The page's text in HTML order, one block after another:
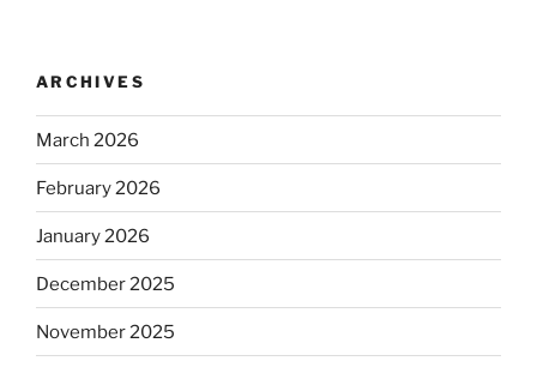
ARCHIVES
March 2026
February 2026
January 2026
December 2025
November 2025